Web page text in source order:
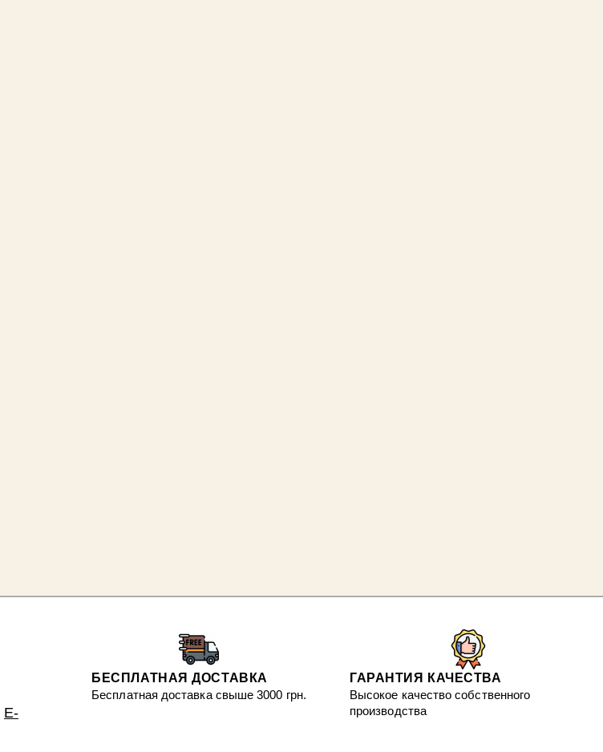
E-
БЕСПЛАТНАЯ ДОСТАВКА
Бесплатная доставка свыше 3000 грн.
ГАРАНТИЯ КАЧЕСТВА
Высокое качество собственного
производства